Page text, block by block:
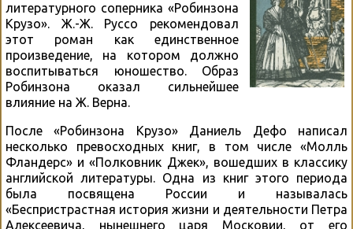
литературного соперника «Робинзона
Крузо». Ж.-Ж. Руссо рекомендовал
этот роман как единственное
произведение, на котором должно
воспитываться юношество. Образ
Робинзона оказал сильнейшее
влияние на Ж. Верна.
После «Робинзона Крузо» Даниель Дефо написал
несколько превосходных книг, в том числе «Молль
Фландерс» и «Полковник Джек», вошедших в классику
английской литературы. Одна из книг этого периода
была посвящена России и называлась
«Беспристрастная история жизни и деятельности Петра
Алексеевича, нынешнего царя Московии, от его